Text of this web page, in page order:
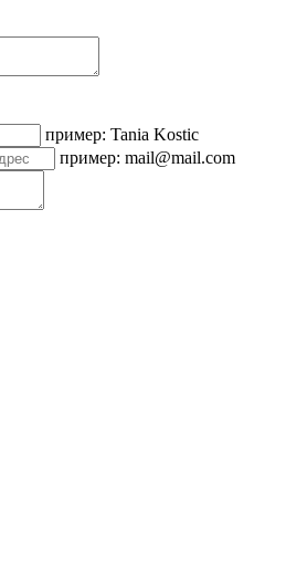
пример: Tania Kostic
пример: mail@mail.com